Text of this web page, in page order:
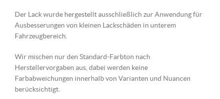
Der Lack wurde hergestellt ausschließlich zur Anwendung für
Ausbesserungen von kleinen Lackschäden in unterem
Fahrzeugbereich.
Wir mischen nur den Standard-Farbton nach
Herstellervorgaben aus, dabei werden keine
Farbabweichungen innerhalb von Varianten und Nuancen
berücksichtigt.